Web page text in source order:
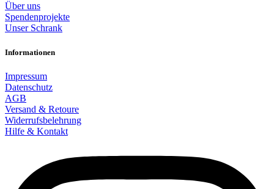
Über uns
Spendenprojekte
Unser Schrank
Informationen
Impressum
Datenschutz
AGB
Versand & Retoure
Widerrufsbelehrung
Hilfe & Kontakt